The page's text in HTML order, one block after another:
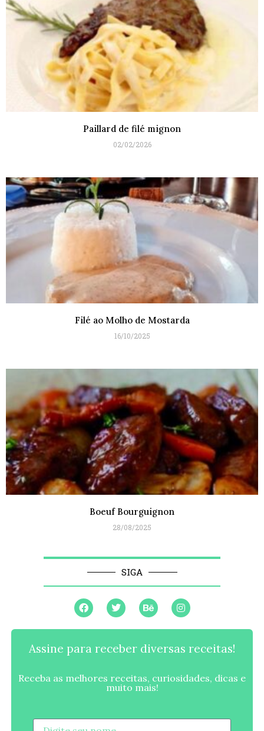
Paillard de filé mignon
02/02/2026
Filé ao Molho de Mostarda
16/10/2025
Boeuf Bourguignon
28/08/2025
SIGA
Assine para receber diversas receitas!
Receba as melhores receitas, curiosidades, dicas e
muito mais!